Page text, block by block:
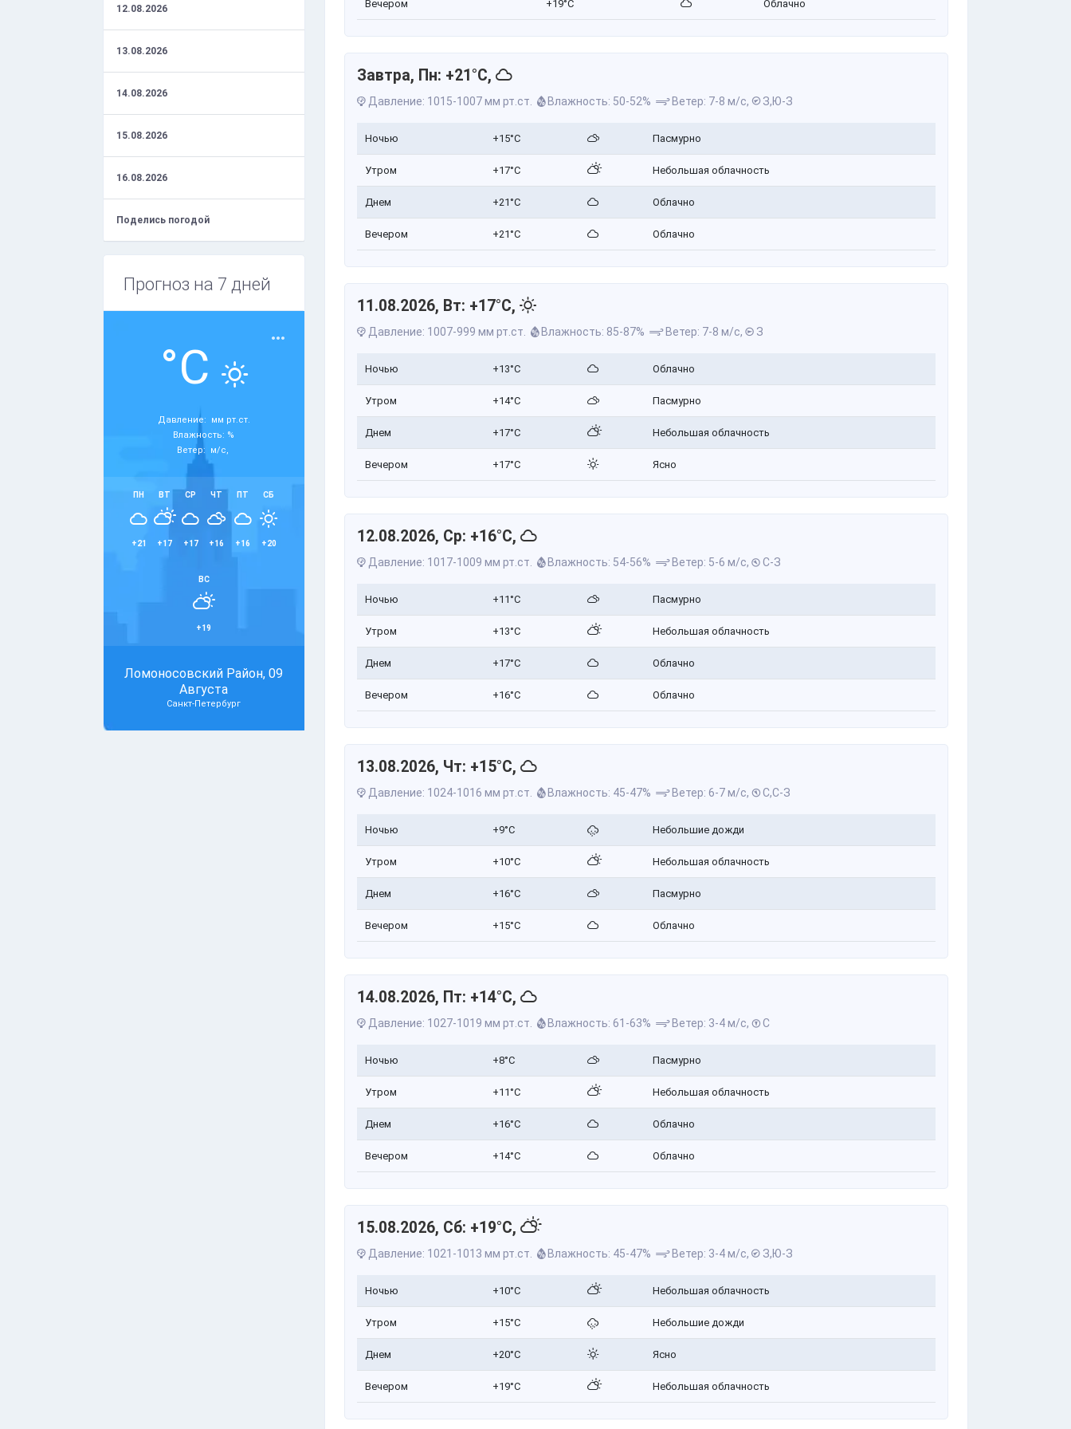
12.08.2026
13.08.2026
14.08.2026
15.08.2026
16.08.2026
Поделись погодой
Прогноз на 7 дней
°C
Давление: мм рт.ст.
Влажность: %
Ветер: м/с,
ПН
+21
ВТ
+17
СР
+17
ЧТ
+16
ПТ
+16
СБ
+20
ВС
+19
Ломоносовский Район, 09
Августа
Санкт-Петербург
Вечером +19°C Облачно
Завтра, Пн: +21°C,
Давление: 1015-1007 мм рт.ст. Влажность: 50-52% Ветер: 7-8 м/с, З,Ю-З
Ночью +15°C Пасмурно
Утром +17°C Небольшая облачность
Днем +21°C Облачно
Вечером +21°C Облачно
11.08.2026, Вт: +17°C,
Давление: 1007-999 мм рт.ст. Влажность: 85-87% Ветер: 7-8 м/с, З
Ночью +13°C Облачно
Утром +14°C Пасмурно
Днем +17°C Небольшая облачность
Вечером +17°C Ясно
12.08.2026, Ср: +16°C,
Давление: 1017-1009 мм рт.ст. Влажность: 54-56% Ветер: 5-6 м/с, С-З
Ночью +11°C Пасмурно
Утром +13°C Небольшая облачность
Днем +17°C Облачно
Вечером +16°C Облачно
13.08.2026, Чт: +15°C,
Давление: 1024-1016 мм рт.ст. Влажность: 45-47% Ветер: 6-7 м/с, С,С-З
Ночью +9°C Небольшие дожди
Утром +10°C Небольшая облачность
Днем +16°C Пасмурно
Вечером +15°C Облачно
14.08.2026, Пт: +14°C,
Давление: 1027-1019 мм рт.ст. Влажность: 61-63% Ветер: 3-4 м/с, С
Ночью +8°C Пасмурно
Утром +11°C Небольшая облачность
Днем +16°C Облачно
Вечером +14°C Облачно
15.08.2026, Сб: +19°C,
Давление: 1021-1013 мм рт.ст. Влажность: 45-47% Ветер: 3-4 м/с, З,Ю-З
Ночью +10°C Небольшая облачность
Утром +15°C Небольшие дожди
Днем +20°C Ясно
Вечером +19°C Небольшая облачность